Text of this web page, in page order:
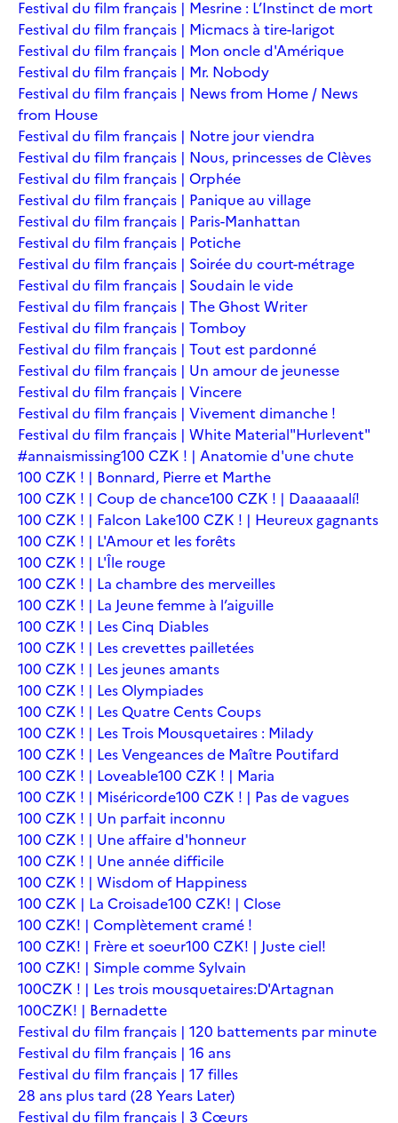
Festival du film français | Mesrine : L’Instinct de mort
Festival du film français | Micmacs à tire-larigot
Festival du film français | Mon oncle d'Amérique
Festival du film français | Mr. Nobody
Festival du film français | News from Home / News
from House
Festival du film français | Notre jour viendra
Festival du film français | Nous, princesses de Clèves
Festival du film français | Orphée
Festival du film français | Panique au village
Festival du film français | Paris-Manhattan
Festival du film français | Potiche
Festival du film français | Soirée du court-métrage
Festival du film français | Soudain le vide
Festival du film français | The Ghost Writer
Festival du film français | Tomboy
Festival du film français | Tout est pardonné
Festival du film français | Un amour de jeunesse
Festival du film français | Vincere
Festival du film français | Vivement dimanche !
Festival du film français | White Material"Hurlevent"
#annaismissing100 CZK ! | Anatomie d'une chute
100 CZK ! | Bonnard, Pierre et Marthe
100 CZK ! | Coup de chance100 CZK ! | Daaaaaalí!
100 CZK ! | Falcon Lake100 CZK ! | Heureux gagnants
100 CZK ! | L'Amour et les forêts
100 CZK ! | L'Île rouge
100 CZK ! | La chambre des merveilles
100 CZK ! | La Jeune femme à l’aiguille
100 CZK ! | Les Cinq Diables
100 CZK ! | Les crevettes pailletées
100 CZK ! | Les jeunes amants
100 CZK ! | Les Olympiades
100 CZK ! | Les Quatre Cents Coups
100 CZK ! | Les Trois Mousquetaires : Milady
100 CZK ! | Les Vengeances de Maître Poutifard
100 CZK ! | Loveable100 CZK ! | Maria
100 CZK ! | Miséricorde100 CZK ! | Pas de vagues
100 CZK ! | Un parfait inconnu
100 CZK ! | Une affaire d'honneur
100 CZK ! | Une année difficile
100 CZK ! | Wisdom of Happiness
100 CZK | La Croisade100 CZK! | Close
100 CZK! | Complètement cramé !
100 CZK! | Frère et soeur100 CZK! | Juste ciel!
100 CZK! | Simple comme Sylvain
100CZK ! | Les trois mousquetaires:D'Artagnan
100CZK! | Bernadette
Festival du film français | 120 battements par minute
Festival du film français | 16 ans
Festival du film français | 17 filles
28 ans plus tard (28 Years Later)
Festival du film français | 3 Cœurs